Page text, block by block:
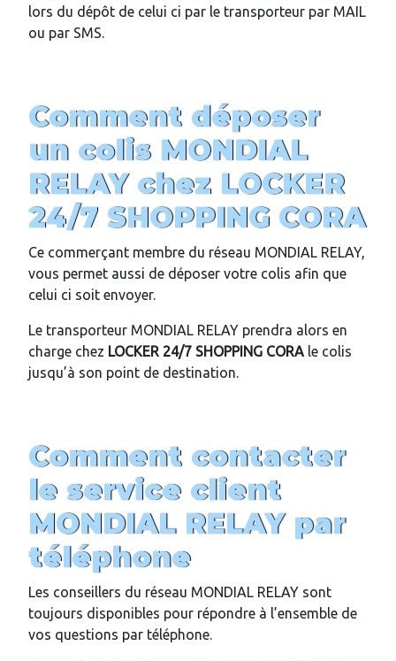
lors du dépôt de celui ci par le transporteur par MAIL
ou par SMS.
Comment déposer
un colis MONDIAL
RELAY chez LOCKER
24/7 SHOPPING CORA
Ce commerçant membre du réseau MONDIAL RELAY,
vous permet aussi de déposer votre colis afin que
celui ci soit envoyer.
Le transporteur MONDIAL RELAY prendra alors en
charge chez LOCKER 24/7 SHOPPING CORA le colis
jusqu’à son point de destination.
Comment contacter
le service client
MONDIAL RELAY par
téléphone
Les conseillers du réseau MONDIAL RELAY sont
toujours disponibles pour répondre à l’ensemble de
vos questions par téléphone.